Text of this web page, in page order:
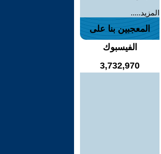
المزيد.....
المعجبين بنا على
الفيسبوك
3,732,970